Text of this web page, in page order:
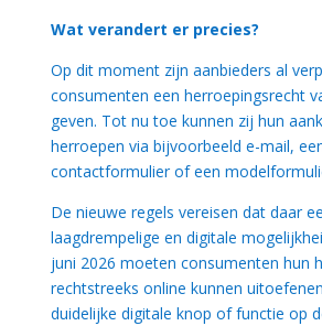
Wat verandert er precies?
Op dit moment zijn aanbieders al
consumenten een herroepingsrecht
geven. Tot nu toe kunnen zij hun
herroepen via bijvoorbeeld e-mail,
contactformulier of een
De nieuwe regels vereisen dat daar
laagdrempelige en digitale
juni 2026 moeten consumenten hun
rechtstreeks online kunnen
duidelijke digitale knop of functie op